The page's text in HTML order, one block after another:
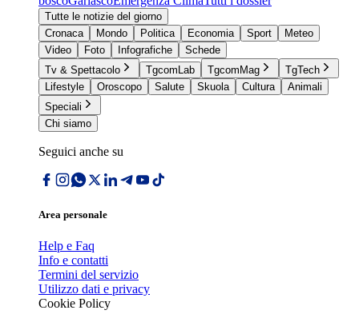
Tutte le notizie del giorno
Cronaca
Mondo Politica Economia Sport
Meteo
Video
Foto Infografiche
Schede
Tv & Spettacolo
TgcomLab TgcomMag
TgTech
Lifestyle
Oroscopo Salute Skuola Cultura
Animali
Speciali
Chi siamo
Seguici anche su
Area personale
Help e Faq
Info e contatti
Termini del servizio
Utilizzo dati e privacy
Cookie Policy